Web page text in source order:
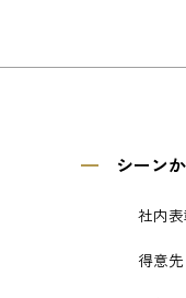
シーン
社内
得意